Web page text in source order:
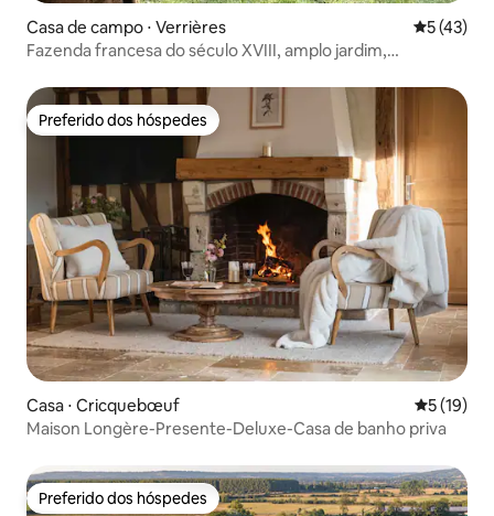
Casa de campo ⋅ Verrières 5 de uma
5 (43)
Fazenda francesa do século XVIII, amplo jardim,
Preferido dos hóspedes
Preferido dos hóspedes
Casa ⋅ Cricquebœuf 5 de uma
5 (19)
Maison Longère-Presente-Deluxe-Casa de banho priva
Preferido dos hóspedes
Preferido dos hóspedes